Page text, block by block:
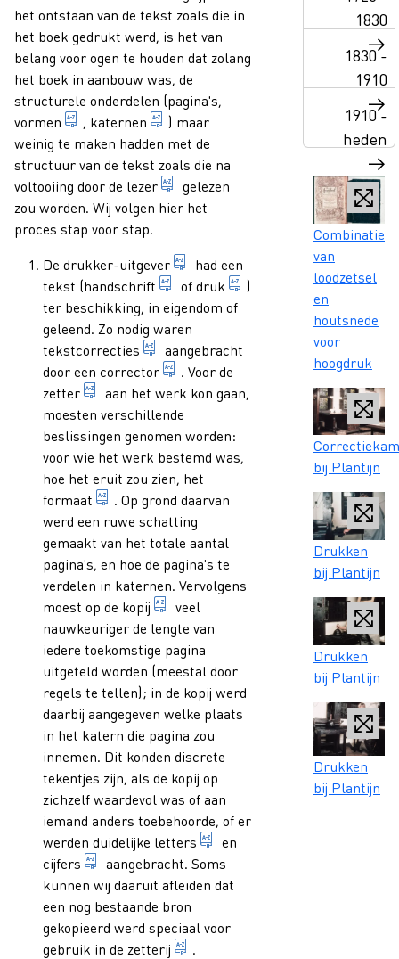
het ontstaan van de tekst zoals die in
het boek gedrukt werd, is het van
belang voor ogen te houden dat zolang
het boek in aanbouw was, de
structurele onderdelen (pagina's,
vormen
drukvorm die wordt bewaard voor een herdruk.
, katernen 1. bij een middeleeuws handschrift:
) maar
weinig te maken hadden met de
structuur van de tekst zoals die na
voltooiing door de lezer persoon die een publicatie leest.
gelezen
zou worden. Wij volgen hier het
proces stap voor stap.
De drukker-uitgever iemand die beroepshalve
had een
tekst (handschrift 1. wijze van schrijven die voor een
ofdruk 1. alle exemplaren van
)
ter beschikking, in eigendom of
geleend. Zo nodig waren
tekstcorrecties
verbetering van fouten in een
aangebracht
door een corrector persoon die de correctie van de
. Voor de
zetter
persoon die zetsel samenstelt, met de hand of
aan het werk kon gaan,
moesten verschillende
beslissingen genomen worden:
voor wie het werk bestemd was,
hoe het eruit zou zien, het
formaat
formaat van een ongevouwen vel papier (1°).
. Op grond daarvan
werd een ruwe schatting
gemaakt van het totale aantal
pagina's, en hoe de pagina's te
verdelen in katernen. Vervolgens
moest op de kopij geschreven, getypte, geprinte of al
veel
nauwkeuriger de lengte van
iedere toekomstige pagina
uitgeteld worden (meestal door
regels te tellen); in de kopij werd
daarbij aangegeven welke plaats
in het katern die pagina zou
innemen. Dit konden discrete
tekentjes zijn, als de kopij op
zichzelf waardevol was of aan
iemand anders toebehoorde, of er
werden duidelijke letters 1. teken dat een taalklank
en
cijfers
vast teken dat dient om in een bepaald stelsel
aangebracht. Soms
kunnen wij daaruit afleiden dat
een nog bestaande bron
gekopieerd werd speciaal voor
gebruik in de zetterij .
1830
1830 -
1910
1910 -
heden
Caption
Combinatie
van
loodzetsel
en
houtsnede
voor
hoogdruk
Caption
bij Plantijn
Caption
Drukken
bij Plantijn
Caption
Drukken
bij Plantijn
Caption
Drukken
bij Plantijn